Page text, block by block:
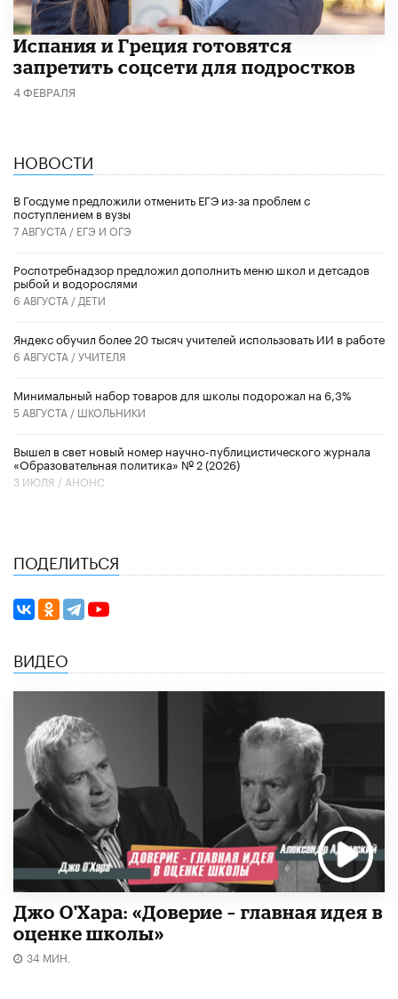
Испания и Греция готовятся
запретить соцсети для подростков
4 ФЕВРАЛЯ
НОВОСТИ
В Госдуме предложили отменить ЕГЭ из-за проблем с
поступлением в вузы
7 АВГУСТА / ЕГЭ И ОГЭ
Роспотребнадзор предложил дополнить меню школ и детсадов
рыбой и водорослями
6 АВГУСТА / ДЕТИ
​Яндекс обучил более 20 тысяч учителей использовать ИИ в работе
6 АВГУСТА /УЧИТЕЛЯ
Минимальный набор товаров для школы подорожал на 6,3%
5 АВГУСТА / ШКОЛЬНИКИ
Вышел в свет новый номер научно-публицистического журнала
«Образовательная политика» № 2 (2026)
3 ИЮЛЯ / АНОНС
ПОДЕЛИТЬСЯ
ВИДЕО
Джо О'Хара: «Доверие – главная идея в
оценке школы»
34 МИН.